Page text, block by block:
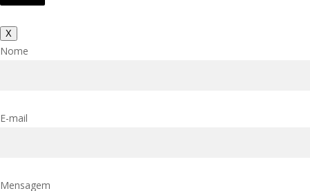
X
Nome
E-mail
Mensagem